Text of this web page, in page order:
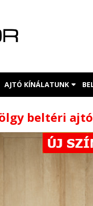
AJTÓ KÍNÁLATUNK
beltéri ajtó